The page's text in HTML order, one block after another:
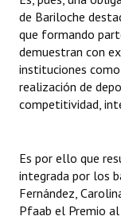
de Bariloche
que formando
demuestran con
instituciones
realización de
competitividad,
Es por ello que
integrada por los
Fernández,
Pfaab el Premio